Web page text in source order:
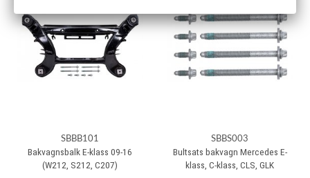
SBBB101
Bakvagnsbalk E-klass 09-16
(W212, S212, C207)
SBBS003
Bultsats bakvagn Mercedes E-
klass, C-klass, CLS, GLK